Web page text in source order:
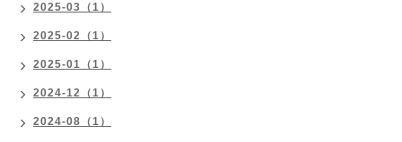
2025-03（1）
2025-02（1）
2025-01（1）
2024-12（1）
2024-08（1）